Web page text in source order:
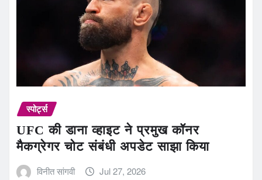
स्पोर्ट्स
UFC की डाना व्हाइट ने प्रमुख कॉनर
मैकग्रेगर चोट संबंधी अपडेट साझा किया
विनीत सांगवी Jul 27, 2026